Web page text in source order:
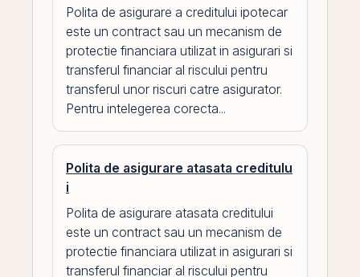
Polita de asigurare a creditului ipotecar
este un contract sau un mecanism de
protectie financiara utilizat in asigurari si
transferul financiar al riscului pentru
transferul unor riscuri catre asigurator.
Pentru intelegerea corecta...
Polita de asigurare atasata creditulu
i
Polita de asigurare atasata creditului
este un contract sau un mecanism de
protectie financiara utilizat in asigurari si
transferul financiar al riscului pentru